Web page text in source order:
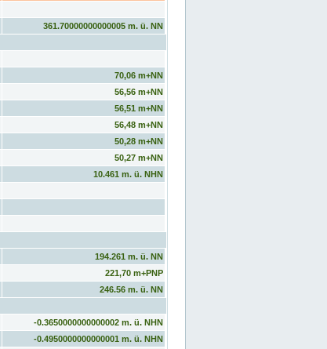
361.70000000000005 m. ü. NN
70,06 m+NN
56,56 m+NN
56,51 m+NN
56,48 m+NN
50,28 m+NN
50,27 m+NN
10.461 m. ü. NHN
194.261 m. ü. NN
221,70 m+PNP
246.56 m. ü. NN
-0.3650000000000002 m. ü. NHN
-0.4950000000000001 m. ü. NHN